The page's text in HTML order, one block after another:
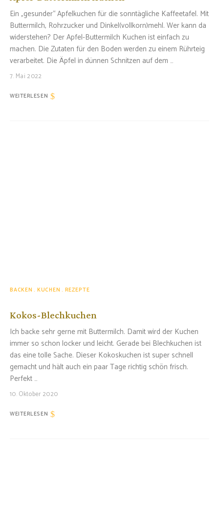
Ein „gesunder“ Apfelkuchen für die sonntägliche Kaffeetafel. Mit
Buttermilch, Rohrzucker und Dinkel(vollkorn)mehl. Wer kann da
widerstehen? Der Apfel-Buttermilch Kuchen ist einfach zu
machen. Die Zutaten für den Boden werden zu einem Rührteig
verarbeitet. Die Äpfel in dünnen Schnitzen auf dem …
7. Mai 2022
WEITERLESEN
BACKEN KUCHEN REZEPTE
Kokos-Blechkuchen
Ich backe sehr gerne mit Buttermilch. Damit wird der Kuchen
immer so schon locker und leicht. Gerade bei Blechkuchen ist
das eine tolle Sache. Dieser Kokoskuchen ist super schnell
gemacht und hält auch ein paar Tage richtig schön frisch.
Perfekt …
10. Oktober 2020
WEITERLESEN